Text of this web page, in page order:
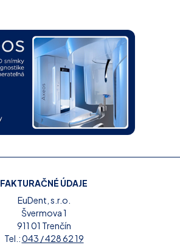
FAKTURAČNÉ ÚDAJE
EuDent, s.r.o.
Švermova 1
911 01 Trenčín
Tel.:043 / 428 62 19